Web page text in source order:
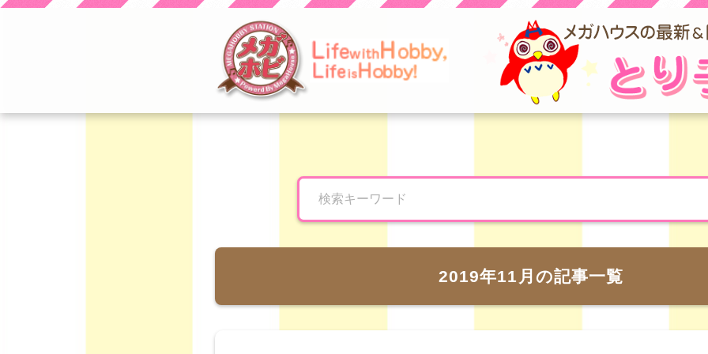
とり子ブログへよう
こそ！
2019年11月の記事一覧